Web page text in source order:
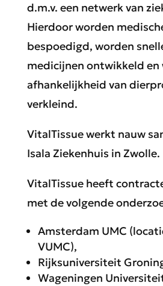
d.m.v. een netwerk van
Hierdoor worden
bespoedigd, worden
medicijnen ontwikkeld
afhankelijkheid van
verkleind.
VitalTissue werkt nauw
Isala Ziekenhuis in Zwolle.
VitalTissue heeft
met de volgende
Amsterdam UMC
VUMC),
Rijksuniversiteit
Wageningen